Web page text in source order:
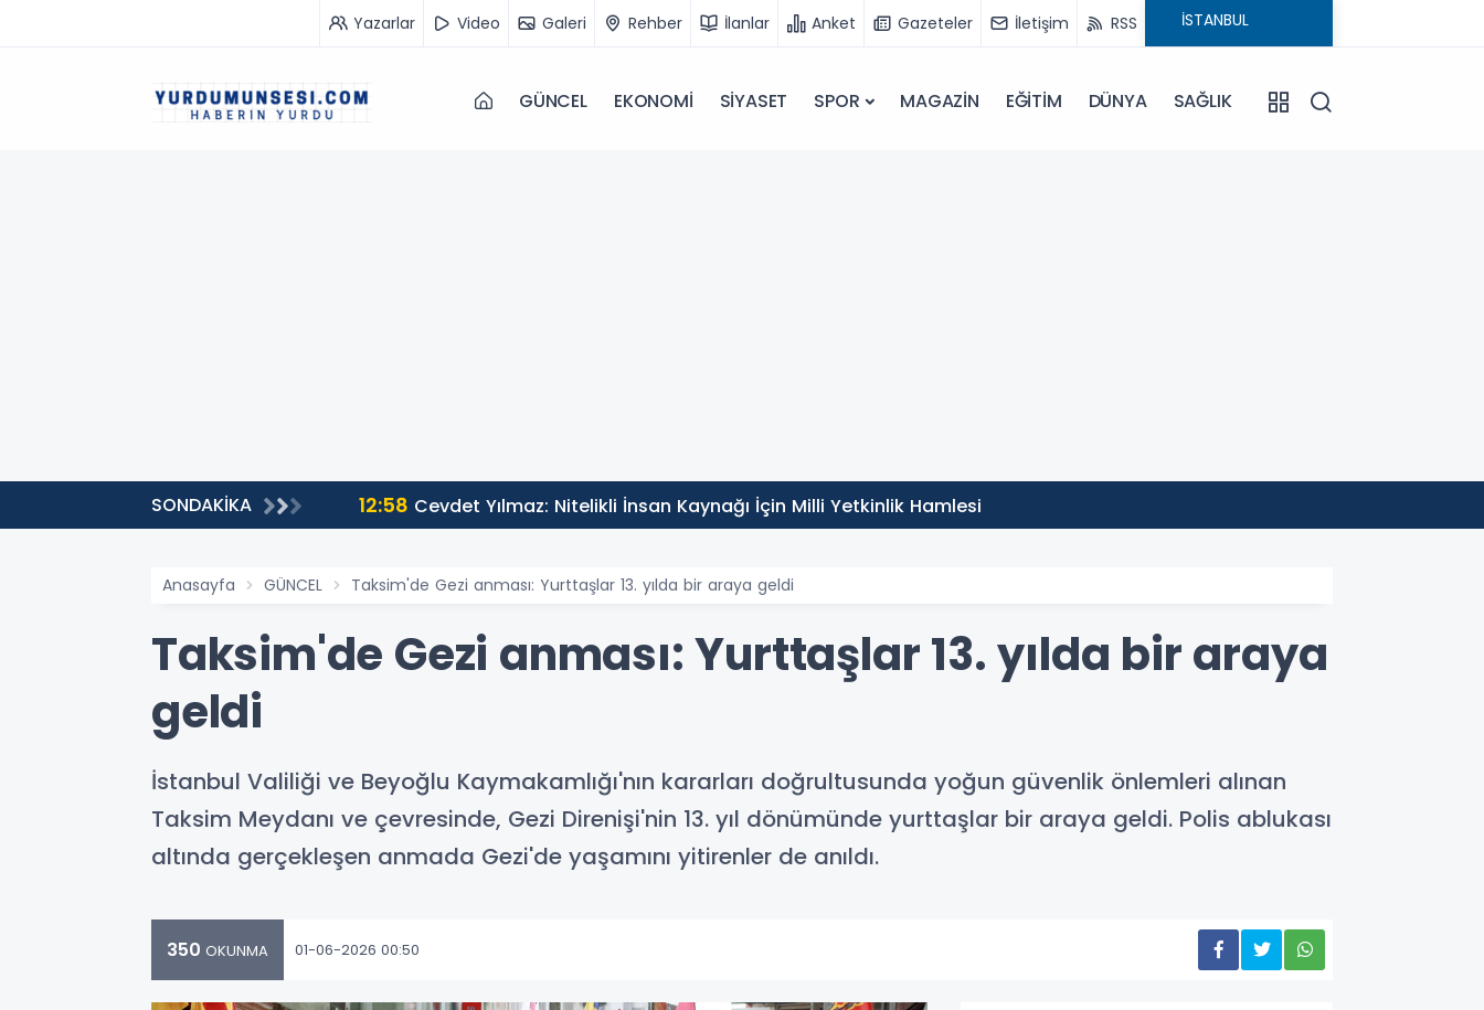
Yazarlar Video Galeri Rehber İlanlar Anket Gazeteler İletişim RSS
GÜNCEL EKONOMİ SİYASET SPOR MAGAZİN EĞİTİM DÜNYA SAĞLIK
SONDAKİKA 12:58 Cevdet Yılmaz: Nitelikli İnsan Kaynağı İçin Milli Yetkinlik Hamlesi
Anasayfa GÜNCEL Taksim'de Gezi anması: Yurttaşlar 13. yılda bir araya geldi
Taksim'de Gezi anması: Yurttaşlar 13. yılda bir araya
geldi
İstanbul Valiliği ve Beyoğlu Kaymakamlığı'nın kararları doğrultusunda yoğun güvenlik önlemleri alınan
Taksim Meydanı ve çevresinde, Gezi Direnişi'nin 13. yıl dönümünde yurttaşlar bir araya geldi. Polis ablukası
altında gerçekleşen anmada Gezi'de yaşamını yitirenler de anıldı.
350 OKUNMA 01-06-2026 00:50